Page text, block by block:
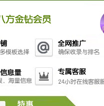
处理能力、运行成本及
法规，达到排放标准是